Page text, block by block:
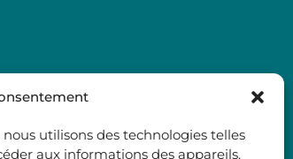
utilisons des technologies telles
aux informations des appareils.